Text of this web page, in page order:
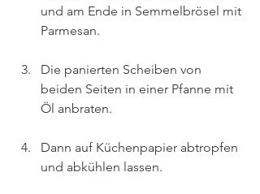
und am Ende in Semmelbrösel mit
Parmesan.
Die panierten Scheiben von
beiden Seiten in einer Pfanne mit
Öl anbraten.
Dann auf Küchenpapier abtropfen
und abkühlen lassen.